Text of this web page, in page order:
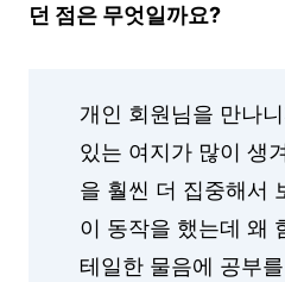
던 점은 무엇일까요?
개인 회원님을 만나
있는 여지가 많이 생
을 훨씬 더 집중해서
이 동작을 했는데 왜
테일한 물음에 공부